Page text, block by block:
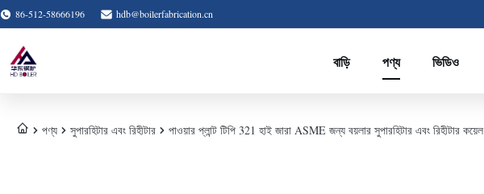
86-512-58666196 hdb@boilerfabrication.cn
বাড়ি পণ্য ভিডিও
পণ্য সুপারহিটার এবং রিহীটার পাওয়ার প্লান্ট টিপি 321 হাই জারা ASME জন্য বয়লার সুপারহিটার এবং রিহীটার কয়েল